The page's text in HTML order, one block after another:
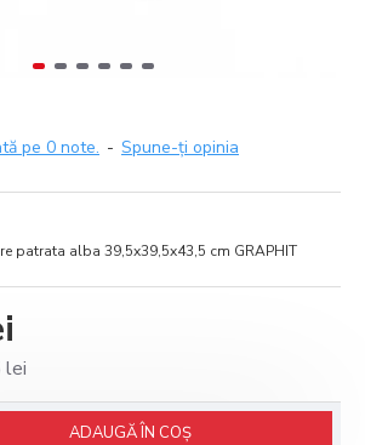
pe 0 note. - Spune-ţi opinia
lei
patrata alba 39,5x39,5x43,5 cm GRAPHIT
ADAUGĂ ÎN COŞ